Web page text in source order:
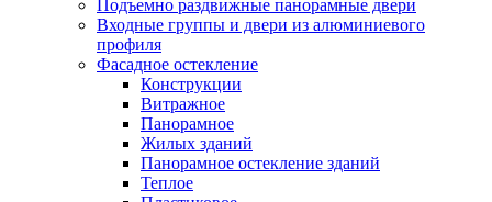
Подъемно раздвижные панорамные двери
Входные группы и двери из алюминиевого
профиля
Фасадное остекление
Конструкции
Витражное
Панорамное
Жилых зданий
Панорамное остекление зданий
Теплое